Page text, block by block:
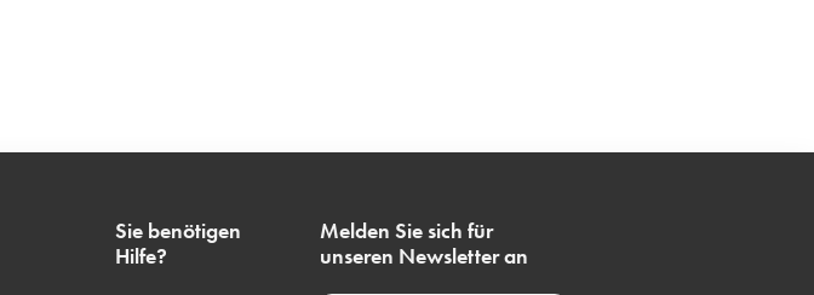
Sie benötigen
Hilfe?
Melden Sie sich für
unseren Newsletter an